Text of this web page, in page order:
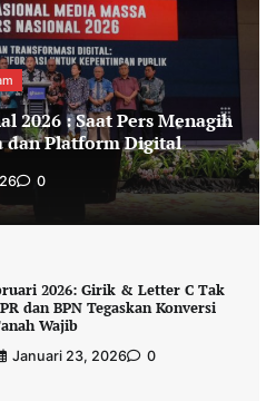
2026 : Saat Pers Menagih
dan Platform Digital
0
2026: Girik & Letter C Tak
dan BPN Tegaskan Konversi
Wajib
Januari 23, 2026 0